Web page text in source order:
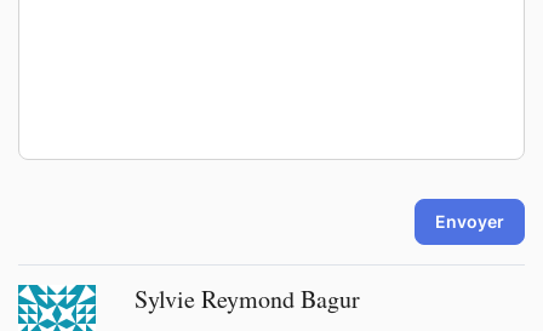
Envoyer
Sylvie Reymond Bagur